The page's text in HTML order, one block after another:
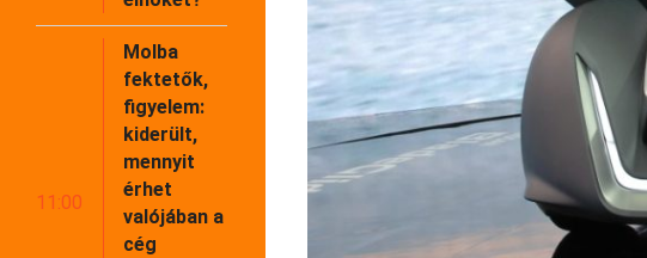
11:00
Molba
fektetők,
figyelem:
kiderült,
mennyit
érhet
valójában a
cég